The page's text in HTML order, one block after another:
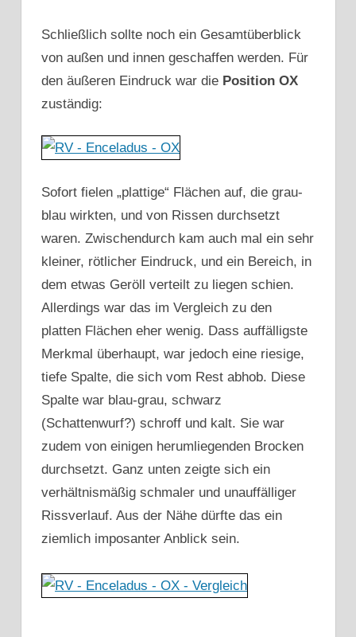
Schließlich sollte noch ein Gesamtüberblick
von außen und innen geschaffen werden. Für
den äußeren Eindruck war die Position OX
zuständig:
Sofort fielen „plattige“ Flächen auf, die grau-
blau wirkten, und von Rissen durchsetzt
waren. Zwischendurch kam auch mal ein sehr
kleiner, rötlicher Eindruck, und ein Bereich, in
dem etwas Geröll verteilt zu liegen schien.
Allerdings war das im Vergleich zu den
platten Flächen eher wenig. Dass auffälligste
Merkmal überhaupt, war jedoch eine riesige,
tiefe Spalte, die sich vom Rest abhob. Diese
Spalte war blau-grau, schwarz
(Schattenwurf?) schroff und kalt. Sie war
zudem von einigen herumliegenden Brocken
durchsetzt. Ganz unten zeigte sich ein
verhältnismäßig schmaler und unauffälliger
Rissverlauf. Aus der Nähe dürfte das ein
ziemlich imposanter Anblick sein.